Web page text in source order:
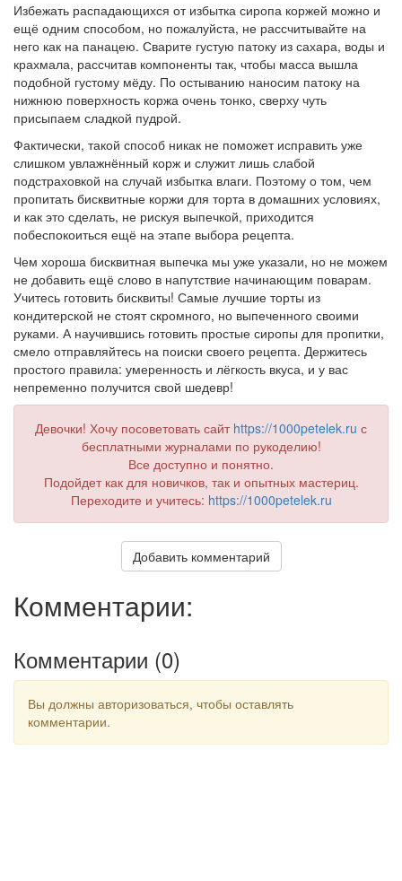
Избежать распадающихся от избытка сиропа коржей можно и
ещё одним способом, но пожалуйста, не рассчитывайте на
него как на панацею. Сварите густую патоку из сахара, воды и
крахмала, рассчитав компоненты так, чтобы масса вышла
подобной густому мёду. По остыванию наносим патоку на
нижнюю поверхность коржа очень тонко, сверху чуть
присыпаем сладкой пудрой.
Фактически, такой способ никак не поможет исправить уже
слишком увлажнённый корж и служит лишь слабой
подстраховкой на случай избытка влаги. Поэтому о том, чем
пропитать бисквитные коржи для торта в домашних условиях,
и как это сделать, не рискуя выпечкой, приходится
побеспокоиться ещё на этапе выбора рецепта.
Чем хороша бисквитная выпечка мы уже указали, но не можем
не добавить ещё слово в напутствие начинающим поварам.
Учитесь готовить бисквиты! Самые лучшие торты из
кондитерской не стоят скромного, но выпеченного своими
руками. А научившись готовить простые сиропы для пропитки,
смело отправляйтесь на поиски своего рецепта. Держитесь
простого правила: умеренность и лёгкость вкуса, и у вас
непременно получится свой шедевр!
Девочки! Хочу посоветовать сайт https://1000petelek.ru с
бесплатными журналами по рукоделию!
Все доступно и понятно.
Подойдет как для новичков, так и опытных мастериц.
Переходите и учитесь: https://1000petelek.ru
Добавить комментарий
Комментарии:
Комментарии (0)
Вы должны авторизоваться, чтобы оставлять
комментарии.